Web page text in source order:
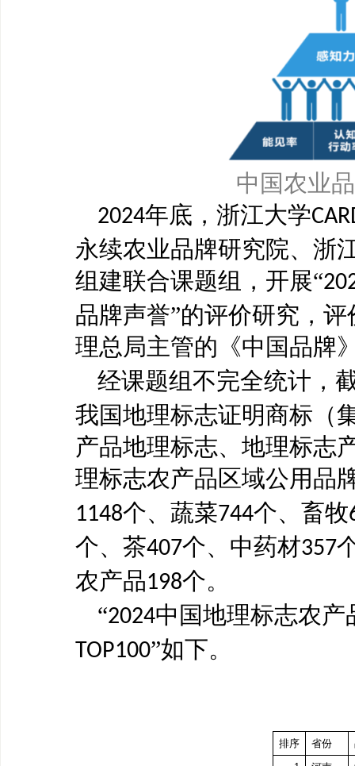
中国农业
2024年底，浙江大学
永续农业品牌研究院、浙
组建联合课题组，开展“
品牌声誉”的评价研究，
理总局主管的《中国品牌
经课题组不完全统计，
我国地理标志证明商标（
产品地理标志、地理标志
理标志农产品区域公用品
1148个、蔬菜744个、畜牧
个、茶407个、中药材357
农产品198个。
“2024中国地理标志农
TOP100”如下。
排序 省份